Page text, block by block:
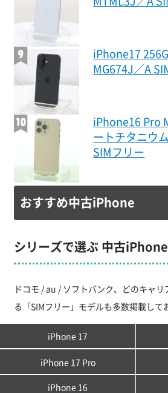
iPhone17
MG674J／A
iPhone16 Pro
ートチタニウ
SIMフリー
おすすめ中古iPhone
シリーズで選ぶ 中古iPhone
ドコモ / au / ソフトバンク、どのキャ
る「SIMフリー」モデルも多数掲載して
iPhone 17
iPhone 17 Pro
iPhone 16